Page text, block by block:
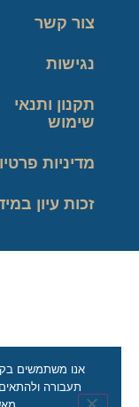
צור קשר
נגישות
תקנון ותנאי
שימוש
מדיניות פרטיות
זכות עיון במידע
תעבורה ולהתאים